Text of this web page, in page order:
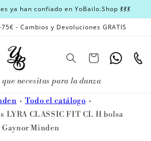
ya han confiado en YoBailo.Shop 💃💃💃
- Cambios y Devoluciones GRATIS
CarritoWhatsapp
necesitas para la danza
Todo el catálogo
LYRA CLASSIC FIT CL H bolsa
Gaynor Minden